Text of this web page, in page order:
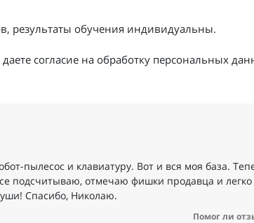
результаты обучения индивидуальны.
даете согласие на обработку персональных
пылесос и клавиатуру. Вот и вся моя база.
подсчитываю, отмечаю фишки продавца и
Спасибо, Николаю.
Помог ли